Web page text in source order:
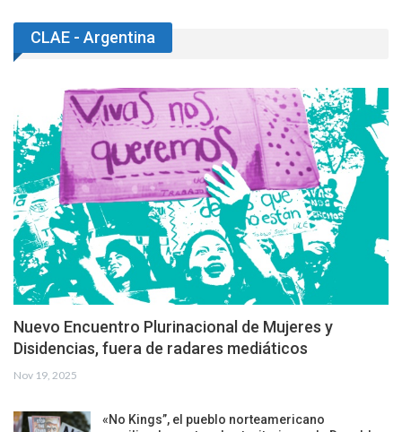
CLAE - Argentina
Nuevo Encuentro Plurinacional de Mujeres y
Disidencias, fuera de radares mediáticos
Nov 19, 2025
«No Kings”, el pueblo norteamericano